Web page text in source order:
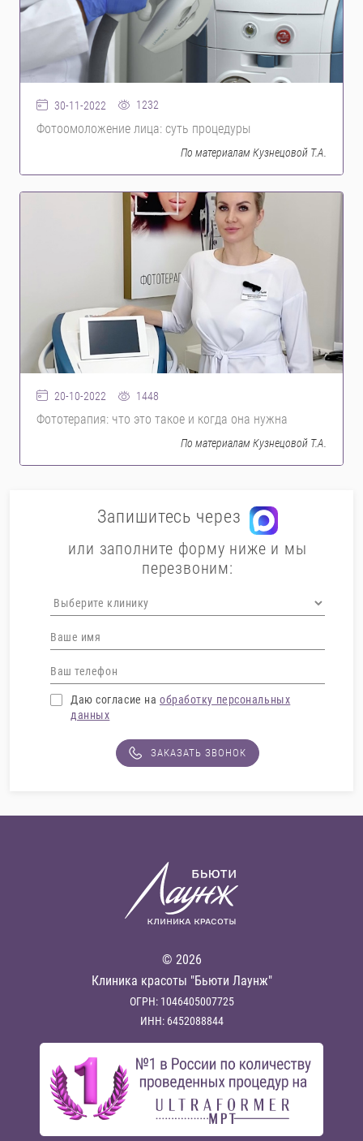
30-11-2022 1232
Фотоомоложение лица: суть процедуры
По материалам Кузнецовой Т.А.
20-10-2022 1448
Фототерапия: что это такое и когда она нужна
По материалам Кузнецовой Т.А.
Запишитесь через
или заполните форму ниже и мы
перезвоним:
Даю согласие на обработку персональных
данных
ЗАКАЗАТЬ ЗВОНОК
© 2026
Клиника красоты "Бьюти Лаунж"
ОГРН: 1046405007725
ИНН: 6452088844